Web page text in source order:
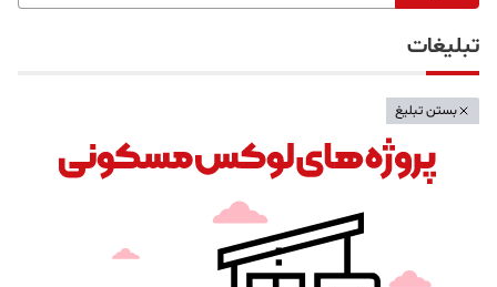
تبلیغات
بستن تبلیغ